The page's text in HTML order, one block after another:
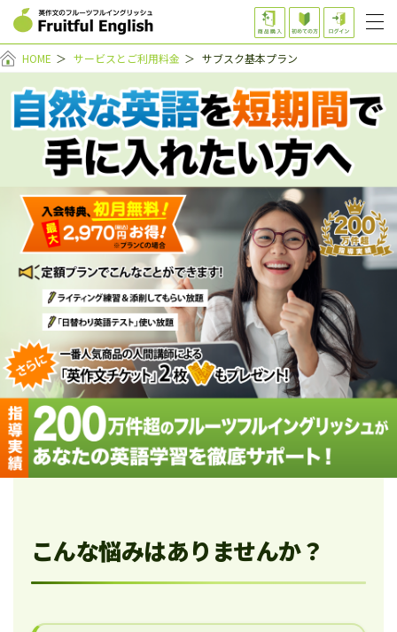
HOME ＞ サービスとご利用料金 ＞ サブスク基本プラン
こんな悩みはありませんか？